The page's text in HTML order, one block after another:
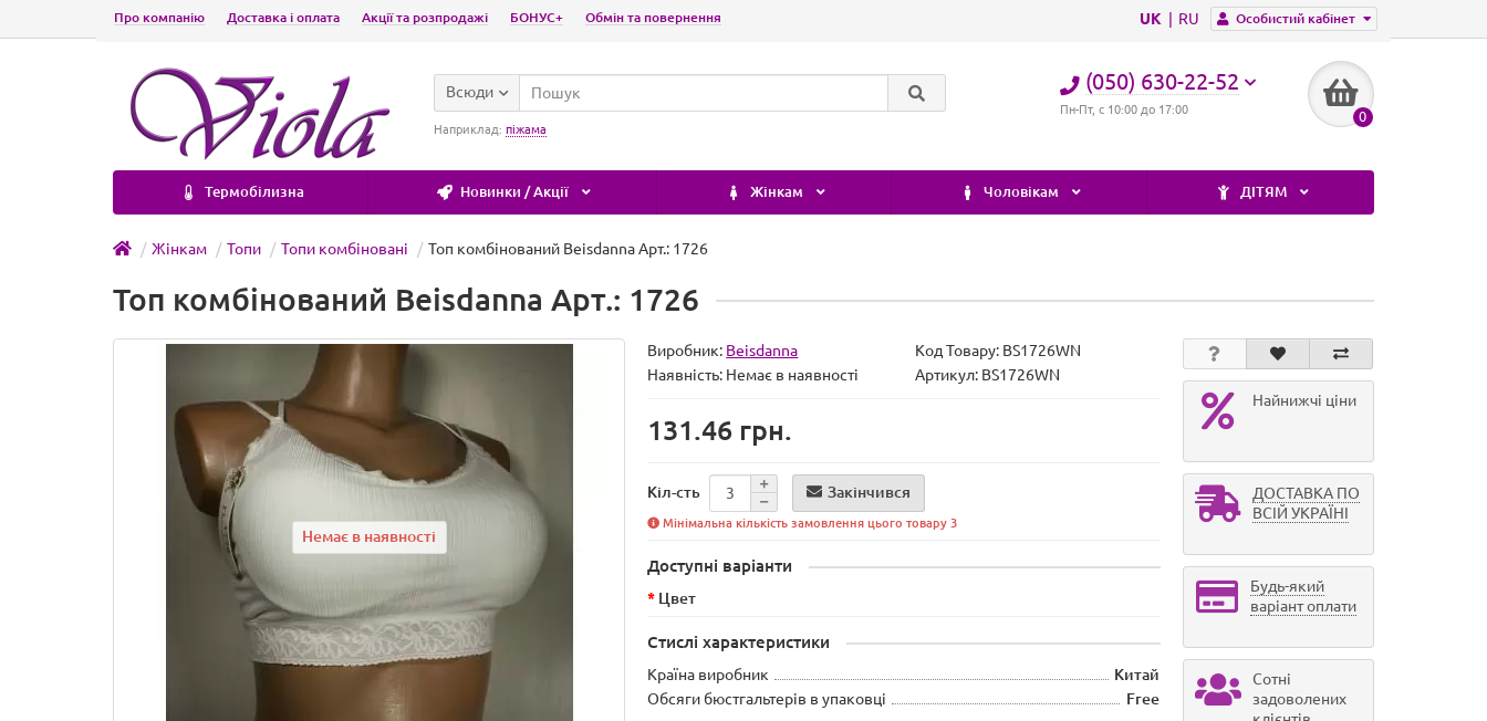
Особистий кабінет
UK RU
Про компанію Доставка і оплата Акції та розпродажі БОНУС+ Обмін та повернення
(050) 630-22-52
Пн-Пт, с 10:00 до 17:00 0
Всюди
Наприклад: піжама
Термобілизна Новинки / Акції Жінкам Чоловікам ДІТЯМ
Жінкам Топи Топи комбіновані Топ комбінований Beisdanna Арт.: 1726
Топ комбінований Beisdanna Арт.: 1726
Немає в наявності
Виробник: Beisdanna Код Товару: BS1726WN
Наявність: Немає в наявності Артикул: BS1726WN
131.46 грн.
Кіл-сть Закінчився
Мінімальна кількість замовлення цього товару 3
Доступні варіанти
Цвет
Стислі характеристики
Країна виробник
Китай
Обсяги бюстгальтерів в упаковці
Free
Найнижчі ціни
ДОСТАВКА ПО
ВСІЙ УКРАЇНІ
Будь-який
варіант оплати
Сотні
задоволених